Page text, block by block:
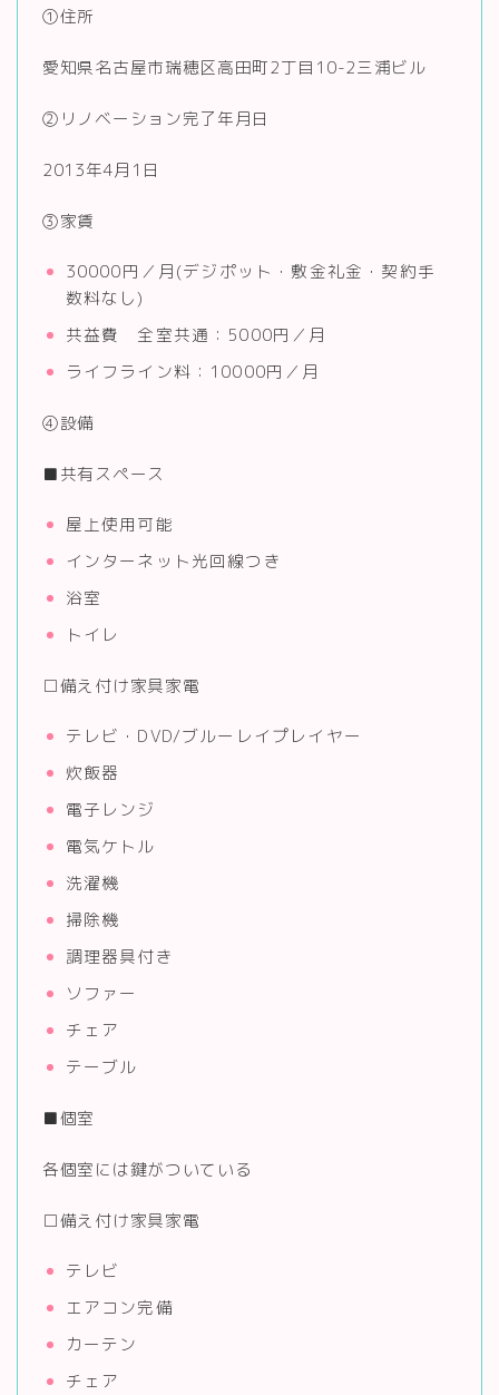
①住所
愛知県名古屋市瑞穂区高田町2丁目10-2三浦ビル
②リノベーション完了年月日
2013年4月1日
③家賃
30000円／月(デジポット・敷金礼金・契約手
数料なし)
共益費 全室共通：5000円／月
ライフライン料：10000円／月
④設備
■共有スペース
屋上使用可能
インターネット光回線つき
浴室
トイレ
□備え付け家具家電
テレビ・DVD/ブルーレイプレイヤー
炊飯器
電子レンジ
電気ケトル
洗濯機
掃除機
調理器具付き
ソファー
チェア
テーブル
■個室
各個室には鍵がついている
□備え付け家具家電
テレビ
エアコン完備
カーテン
チェア